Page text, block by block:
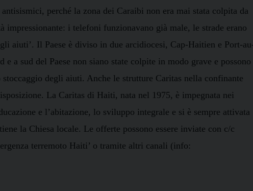
perché la zona dei Caraibi non era mai stata colpita da
i telefoni funzionavano già male, le strade erano
aiuti’. Il Paese è diviso in due arcidiocesi, Cap-Haitien e Port-
a sud del Paese non siano state colpite in modo grave e possono
degli aiuti. Anche le strutture Caritas nella confinante
La Caritas di Haiti, nata nel 1975, è impegnata nei
e l’abitazione, lo sviluppo integrale e si è sempre attivata
la Chiesa locale. Le offerte possono essere inviate con c/c
terremoto Haiti’ o tramite altri canali (info: